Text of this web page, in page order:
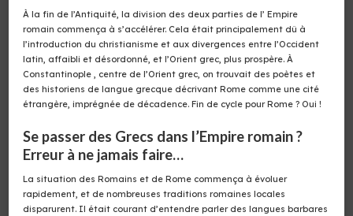
À la fin de l’Antiquité, la division des deux parties de l’ Empire
romain commença à s’accélérer. Cela était principalement dû à
l’introduction du christianisme et aux divergences entre l’Occident
latin, affaibli et désordonné, et l’Orient grec, plus prospère. À
Constantinople , centre de l’Orient grec, on trouvait des poètes et
des historiens de langue grecque décrivant Rome comme une cité
étrangère, imprégnée de décadence. Fin de cycle pour Rome ? Oui !
Se passer des Grecs dans l’Empire romain ?
Erreur à ne jamais faire…
La situation des Romains et de Rome commença à évoluer
rapidement, et de nombreuses traditions romaines locales
disparurent. Il était courant d’entendre parler des langues barbares